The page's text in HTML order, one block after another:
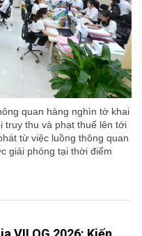
quan hàng nghìn tờ khai
truy thu và phạt thuế lên tới
từ việc luồng thông quan
giải phóng tại thời điểm